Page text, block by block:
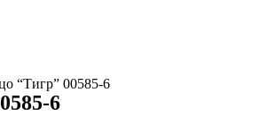
“Тигр” 00585-6
6